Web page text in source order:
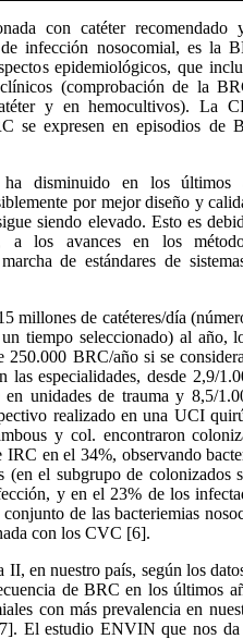
con catéter
infección nosocomial, es la
epidemiológicos, que
(comprobación de la
y en hemocultivos). La
se expresen en episodios de
disminuido en los últimos
por mejor diseño y
siendo elevado. Esto es
a los avances en los
de estándares de
millones de catéteres/día
tiempo seleccionado) al año,
BRC/año si se
las especialidades, desde 2,9/
unidades de trauma y 8,5/
realizado en una UCI
y col. encontraron
en el 34%, observando
(en el subgrupo de colonizados
y en el 23% de los
de las bacteriemias
con los CVC [6].
II, en nuestro país, según los
de BRC en los últimos
con más prevalencia en
El estudio ENVIN que nos